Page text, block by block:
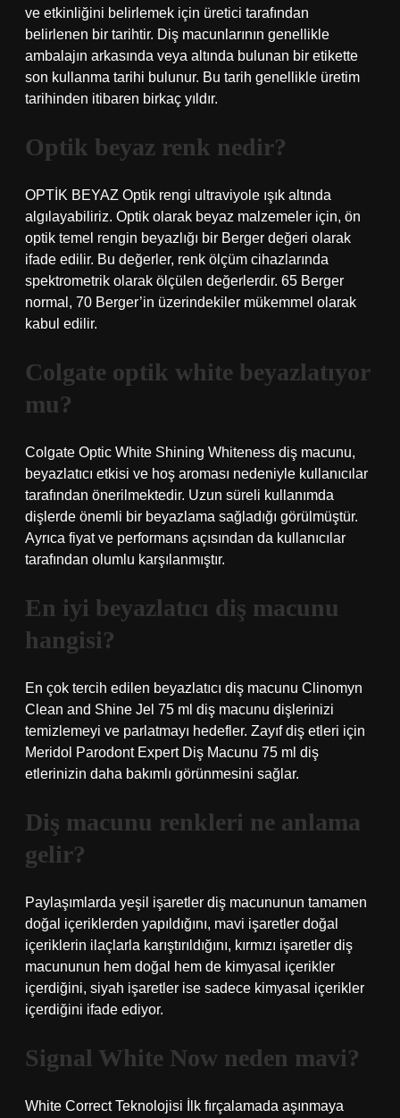
ve etkinliğini belirlemek için üretici tarafından
belirlenen bir tarihtir. Diş macunlarının genellikle
ambalajın arkasında veya altında bulunan bir etikette
son kullanma tarihi bulunur. Bu tarih genellikle üretim
tarihinden itibaren birkaç yıldır.
Optik beyaz renk nedir?
OPTİK BEYAZ Optik rengi ultraviyole ışık altında
algılayabiliriz. Optik olarak beyaz malzemeler için, ön
optik temel rengin beyazlığı bir Berger değeri olarak
ifade edilir. Bu değerler, renk ölçüm cihazlarında
spektrometrik olarak ölçülen değerlerdir. 65 Berger
normal, 70 Berger’in üzerindekiler mükemmel olarak
kabul edilir.
Colgate optik white beyazlatıyor
mu?
Colgate Optic White Shining Whiteness diş macunu,
beyazlatıcı etkisi ve hoş aroması nedeniyle kullanıcılar
tarafından önerilmektedir. Uzun süreli kullanımda
dişlerde önemli bir beyazlama sağladığı görülmüştür.
Ayrıca fiyat ve performans açısından da kullanıcılar
tarafından olumlu karşılanmıştır.
En iyi beyazlatıcı diş macunu
hangisi?
En çok tercih edilen beyazlatıcı diş macunu Clinomyn
Clean and Shine Jel 75 ml diş macunu dişlerinizi
temizlemeyi ve parlatmayı hedefler. Zayıf diş etleri için
Meridol Parodont Expert Diş Macunu 75 ml diş
etlerinizin daha bakımlı görünmesini sağlar.
Diş macunu renkleri ne anlama
gelir?
Paylaşımlarda yeşil işaretler diş macununun tamamen
doğal içeriklerden yapıldığını, mavi işaretler doğal
içeriklerin ilaçlarla karıştırıldığını, kırmızı işaretler diş
macununun hem doğal hem de kimyasal içerikler
içerdiğini, siyah işaretler ise sadece kimyasal içerikler
içerdiğini ifade ediyor.
Signal White Now neden mavi?
White Correct Teknolojisi İlk fırçalamada aşınmaya